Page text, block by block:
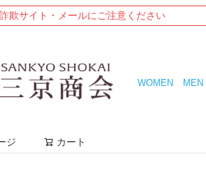
欺サイト・メールにご注意ください
WOMEN MEN
ジ カート